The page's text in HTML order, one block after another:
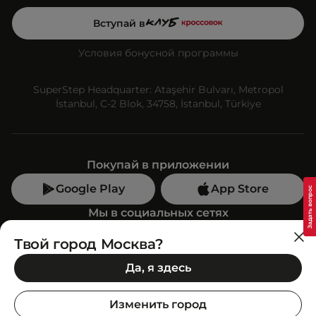
Вступай в
Условия бонусной программы
SuperStep Headquarter: Ataşehir Bulvarı, Metropol
İstanbul, C-2 Blok, 34758, İstanbul, Türkiye
Покупай в приложении
Google Play
App Store
Мы в социальных сетях
Позвони нам
+7 (499) 350-55-33
C 10:00 до 19:00
SuperStep-бот
Твой город Москва?
Да, я здесь
Изменить город